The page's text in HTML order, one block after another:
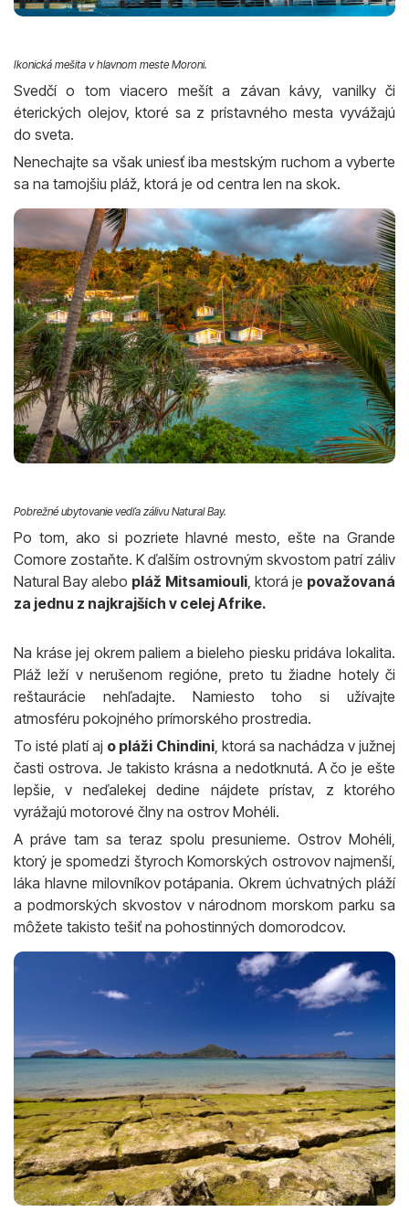
Ikonická mešita v hlavnom meste Moroni.
Svedčí o tom viacero mešít a závan kávy, vanilky či
éterických olejov, ktoré sa z prístavného mesta vyvážajú
do sveta.
Nenechajte sa však uniesť iba mestským ruchom a vyberte
sa na tamojšiu pláž, ktorá je od centra len na skok.
Pobrežné ubytovanie vedľa zálivu Natural Bay.
Po tom, ako si pozriete hlavné mesto, ešte na Grande
Comore zostaňte. K ďalším ostrovným skvostom patrí záliv
Natural Bay alebo pláž Mitsamiouli, ktorá je považovaná
za jednu z najkrajších v celej Afrike.
Na kráse jej okrem paliem a bieleho piesku pridáva lokalita.
Pláž leží v nerušenom regióne, preto tu žiadne hotely či
reštaurácie nehľadajte. Namiesto toho si užívajte
atmosféru pokojného prímorského prostredia.
To isté platí aj o pláži Chindini, ktorá sa nachádza v južnej
časti ostrova. Je takisto krásna a nedotknutá. A čo je ešte
lepšie, v neďalekej dedine nájdete prístav, z ktorého
vyrážajú motorové člny na ostrov Mohéli.
A práve tam sa teraz spolu presunieme. Ostrov Mohéli,
ktorý je spomedzi štyroch Komorských ostrovov najmenší,
láka hlavne milovníkov potápania. Okrem úchvatných pláží
a podmorských skvostov v národnom morskom parku sa
môžete takisto tešiť na pohostinných domorodcov.